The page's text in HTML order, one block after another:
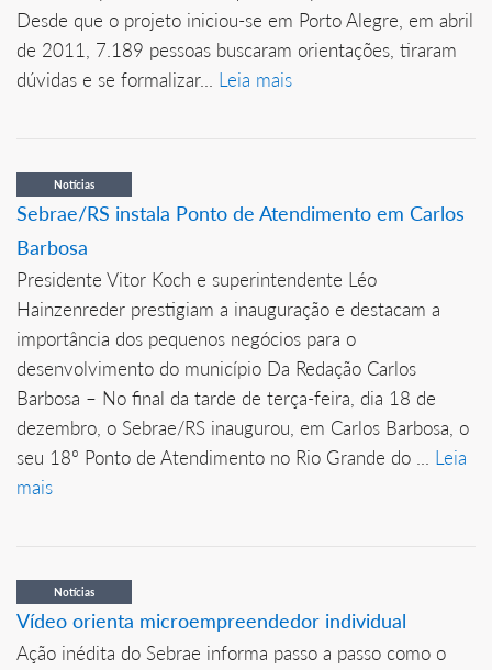
Desde que o projeto iniciou-se em Porto Alegre, em abril
de 2011, 7.189 pessoas buscaram orientações, tiraram
dúvidas e se formalizar... Leia mais
Notícias
Sebrae/RS instala Ponto de Atendimento em Carlos
Barbosa
Presidente Vitor Koch e superintendente Léo
Hainzenreder prestigiam a inauguração e destacam a
importância dos pequenos negócios para o
desenvolvimento do município Da Redação Carlos
Barbosa – No final da tarde de terça-feira, dia 18 de
dezembro, o Sebrae/RS inaugurou, em Carlos Barbosa, o
seu 18º Ponto de Atendimento no Rio Grande do ... Leia
mais
Notícias
Vídeo orienta microempreendedor individual
Ação inédita do Sebrae informa passo a passo como o